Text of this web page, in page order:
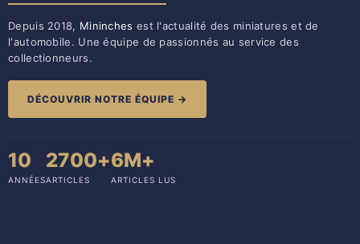
Depuis 2018, Mininches est l'actualité des miniatures et de
l'automobile. Une équipe de passionnés au service des
collectionneurs.
DÉCOUVRIR NOTRE ÉQUIPE →
10
ANNÉES
2700+
ARTICLES
6M+
ARTICLES LUS